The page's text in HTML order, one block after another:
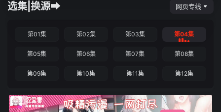
选集|换源➡ 网页专线
第01集 第02集 第03集 第04集
第05集 第06集 第07集 第08集
第09集 第10集 第11集 第12集